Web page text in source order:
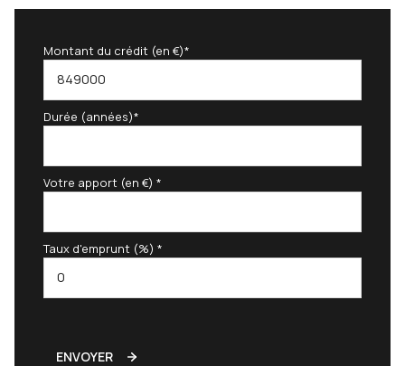
Montant du crédit (en €)*
Durée (années)*
Votre apport (en €) *
Taux d'emprunt (%) *
ENVOYER